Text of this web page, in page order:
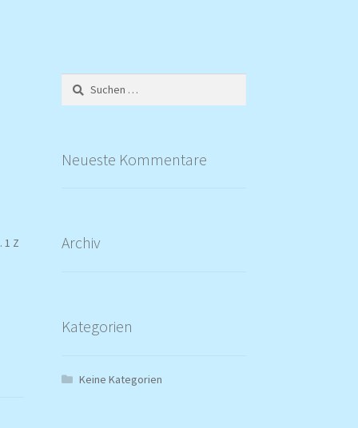
1 Z
Suchen
nach:
Neueste Kommentare
Archiv
Kategorien
Keine Kategorien